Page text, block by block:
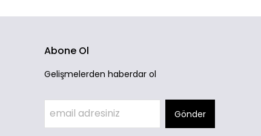
Abone Ol
Gelişmelerden haberdar ol
Gönder